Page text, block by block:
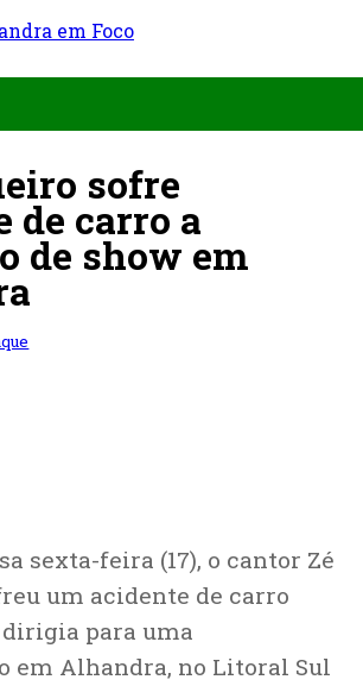
sofre
de carro a
de show em
sexta-feira (17), o cantor Zé
um acidente de carro
para uma
em Alhandra, no Litoral Sul